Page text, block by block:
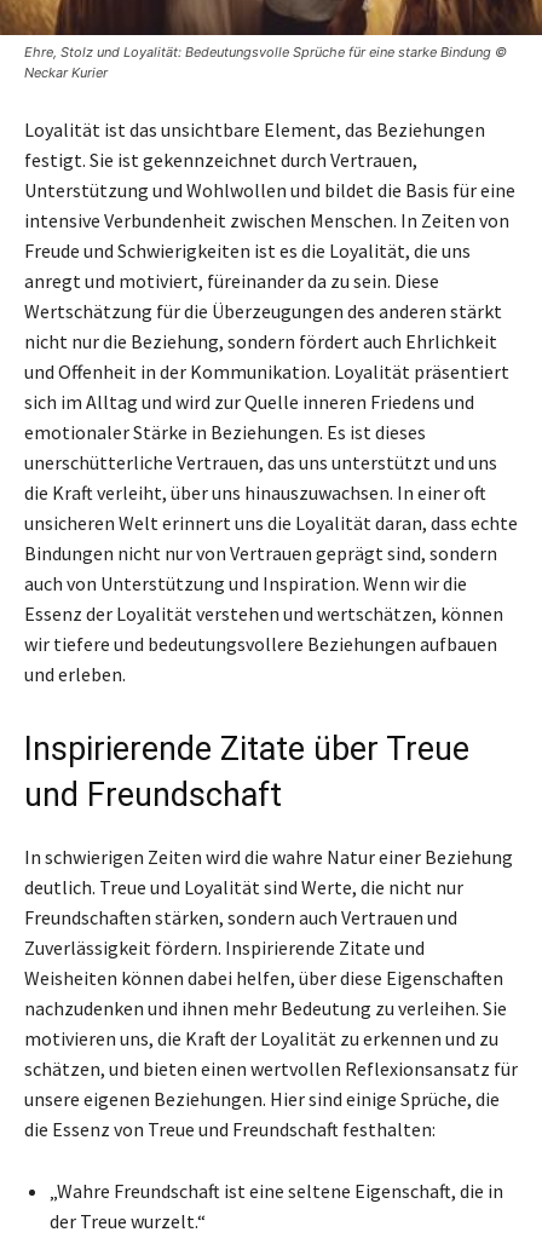
Ehre, Stolz und Loyalität: Bedeutungsvolle Sprüche für eine starke Bindung ©
Neckar Kurier
Loyalität ist das unsichtbare Element, das Beziehungen
festigt. Sie ist gekennzeichnet durch Vertrauen,
Unterstützung und Wohlwollen und bildet die Basis für eine
intensive Verbundenheit zwischen Menschen. In Zeiten von
Freude und Schwierigkeiten ist es die Loyalität, die uns
anregt und motiviert, füreinander da zu sein. Diese
Wertschätzung für die Überzeugungen des anderen stärkt
nicht nur die Beziehung, sondern fördert auch Ehrlichkeit
und Offenheit in der Kommunikation. Loyalität präsentiert
sich im Alltag und wird zur Quelle inneren Friedens und
emotionaler Stärke in Beziehungen. Es ist dieses
unerschütterliche Vertrauen, das uns unterstützt und uns
die Kraft verleiht, über uns hinauszuwachsen. In einer oft
unsicheren Welt erinnert uns die Loyalität daran, dass echte
Bindungen nicht nur von Vertrauen geprägt sind, sondern
auch von Unterstützung und Inspiration. Wenn wir die
Essenz der Loyalität verstehen und wertschätzen, können
wir tiefere und bedeutungsvollere Beziehungen aufbauen
und erleben.
Inspirierende Zitate über Treue
und Freundschaft
In schwierigen Zeiten wird die wahre Natur einer Beziehung
deutlich. Treue und Loyalität sind Werte, die nicht nur
Freundschaften stärken, sondern auch Vertrauen und
Zuverlässigkeit fördern. Inspirierende Zitate und
Weisheiten können dabei helfen, über diese Eigenschaften
nachzudenken und ihnen mehr Bedeutung zu verleihen. Sie
motivieren uns, die Kraft der Loyalität zu erkennen und zu
schätzen, und bieten einen wertvollen Reflexionsansatz für
unsere eigenen Beziehungen. Hier sind einige Sprüche, die
die Essenz von Treue und Freundschaft festhalten:
„Wahre Freundschaft ist eine seltene Eigenschaft, die in
der Treue wurzelt.“